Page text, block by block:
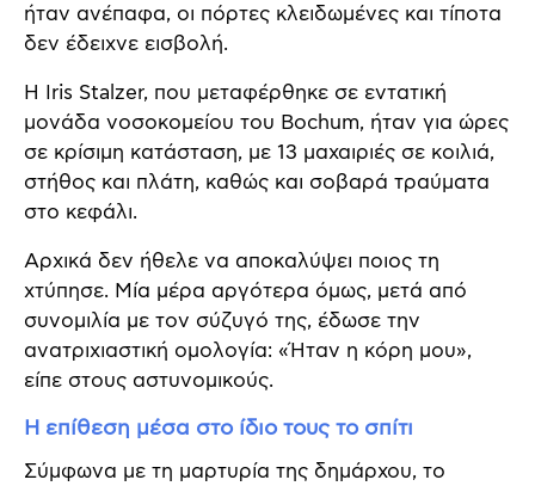
ήταν ανέπαφα, οι πόρτες κλειδωμένες και τίποτα
δεν έδειχνε εισβολή.
Η Iris Stalzer, που μεταφέρθηκε σε εντατική
μονάδα νοσοκομείου του Bochum, ήταν για ώρες
σε κρίσιμη κατάσταση, με 13 μαχαιριές σε κοιλιά,
στήθος και πλάτη, καθώς και σοβαρά τραύματα
στο κεφάλι.
Αρχικά δεν ήθελε να αποκαλύψει ποιος τη
χτύπησε. Μία μέρα αργότερα όμως, μετά από
συνομιλία με τον σύζυγό της, έδωσε την
ανατριχιαστική ομολογία: «Ήταν η κόρη μου»,
είπε στους αστυνομικούς.
Η επίθεση μέσα στο ίδιο τους το σπίτι
Σύμφωνα με τη μαρτυρία της δημάρχου, το